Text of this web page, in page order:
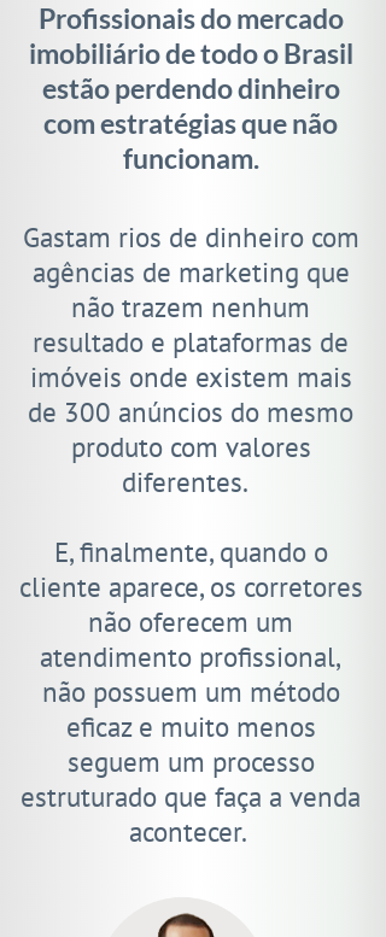
Profissionais do mercado
imobiliário de todo o Brasil
estão perdendo dinheiro
com estratégias que não
funcionam.
Gastam rios de dinheiro com
agências de marketing que
não trazem nenhum
resultado e plataformas de
imóveis onde existem mais
de 300 anúncios do mesmo
produto com valores
diferentes.
E, finalmente, quando o
cliente aparece, os corretores
não oferecem um
atendimento profissional,
não possuem um método
eficaz e muito menos
seguem um processo
estruturado que faça a venda
acontecer.